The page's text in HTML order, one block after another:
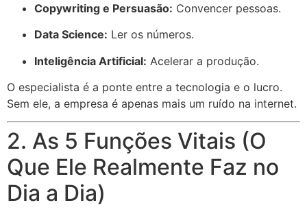
Copywriting e Persuasão: Convencer pessoas.
Data Science: Ler os números.
Inteligência Artificial: Acelerar a produção.
O especialista é a ponte entre a tecnologia e o lucro.
Sem ele, a empresa é apenas mais um ruído na internet.
2. As 5 Funções Vitais (O
Que Ele Realmente Faz no
Dia a Dia)